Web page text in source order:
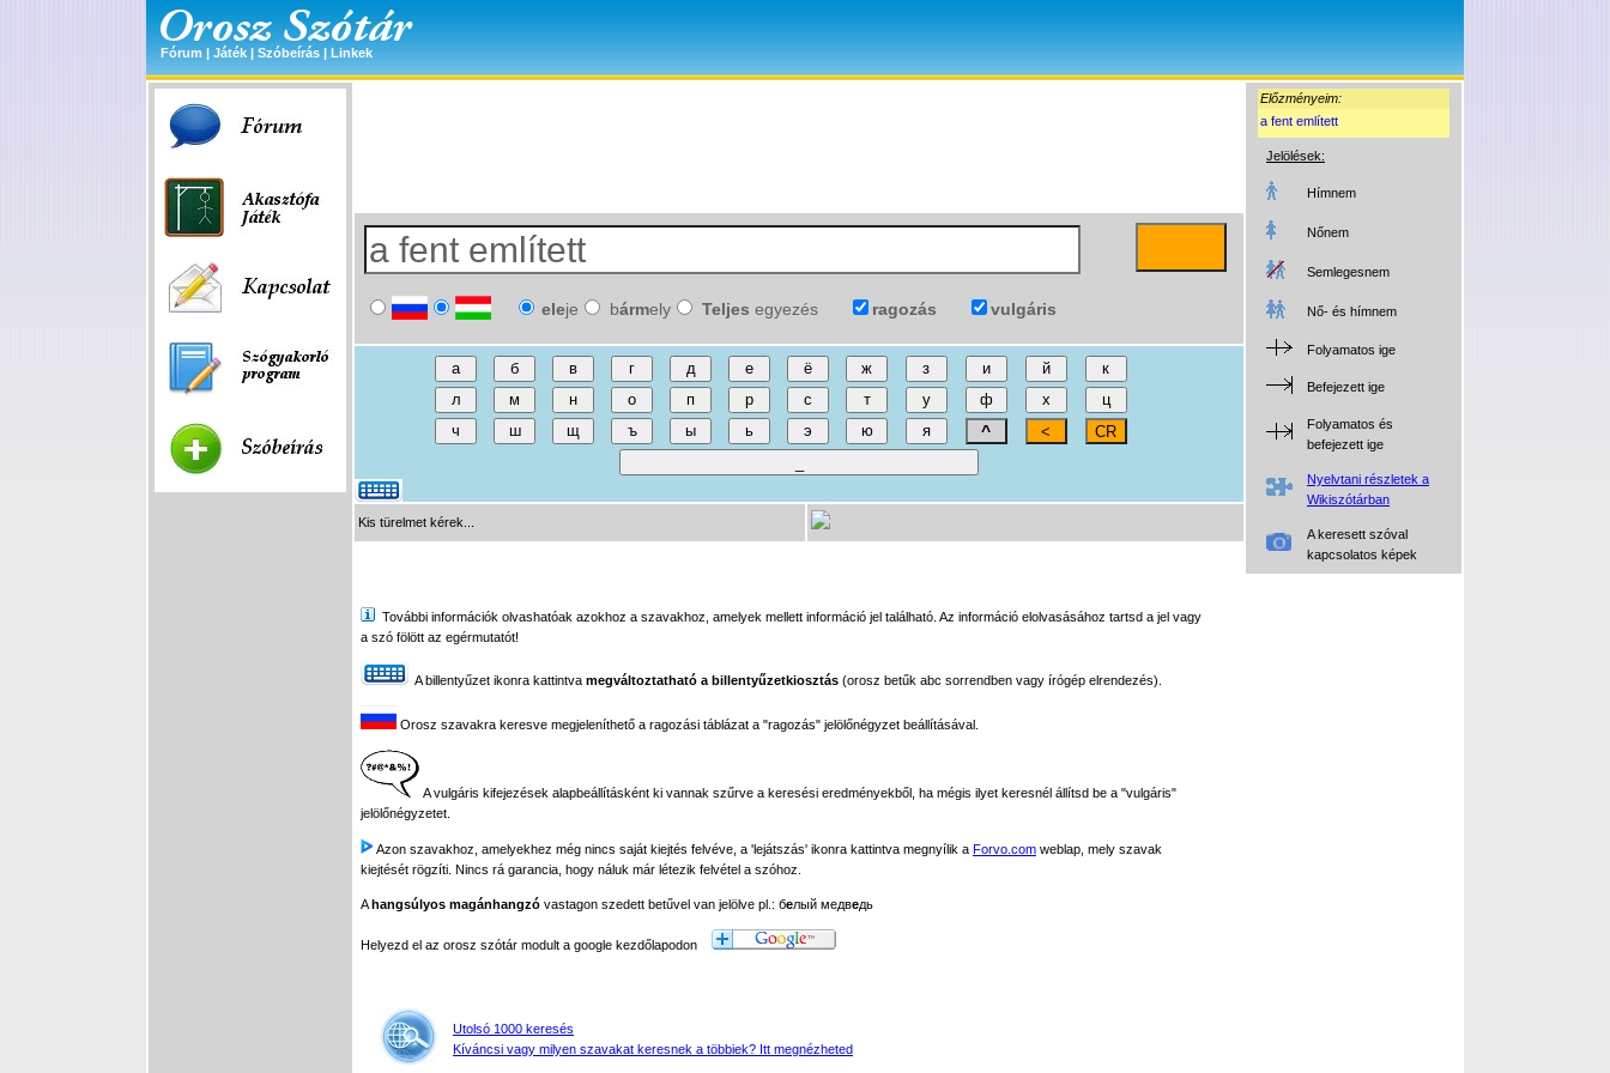
Fórum | Játék | Szóbeírás | Linkek
Előzményeim:
a fent említett
Jelölések:
Hímnem
Nőnem
Semlegesnem
Nő- és hímnem
Folyamatos ige
Befejezett ige
Folyamatos és
befejezett ige
Nyelvtani részletek a
Wikiszótárban
A keresett szóval
kapcsolatos képek
eleje bármely Teljes egyezés ragozás vulgáris
Kis türelmet kérek...
További információk olvashatóak azokhoz a szavakhoz, amelyek mellett információ jel található. Az információ elolvasásához tartsd a jel vagy
a szó fölött az egérmutatót!
A billentyűzet ikonra kattintva megváltoztatható a billentyűzetkiosztás (orosz betűk abc sorrendben vagy írógép elrendezés).
Orosz szavakra keresve megjeleníthető a ragozási táblázat a "ragozás" jelölőnégyzet beállításával.
A vulgáris kifejezések alapbeállításként ki vannak szűrve a keresési eredményekből, ha mégis ilyet keresnél állítsd be a "vulgáris"
jelölőnégyzetet.
Azon szavakhoz, amelyekhez még nincs saját kiejtés felvéve, a 'lejátszás' ikonra kattintva megnyílik a Forvo.com weblap, mely szavak
kiejtését rögzíti. Nincs rá garancia, hogy náluk már létezik felvétel a szóhoz.
Ahangsúlyos magánhangzó vastagon szedett betűvel van jelölve pl.: белый медведь
Helyezd el az orosz szótár modult a google kezdőlapodon
Utolsó 1000 keresés
Kíváncsi vagy milyen szavakat keresnek a többiek? Itt megnézheted